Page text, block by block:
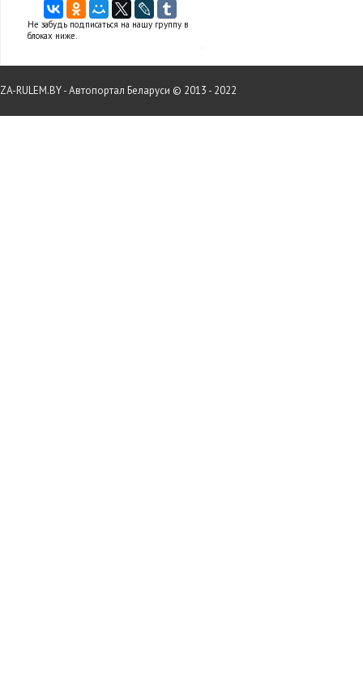
Не забудь подписаться на нашу группу в
блоках ниже.
ZA-RULEM.BY - Автопортал Беларуси © 2013 - 2022